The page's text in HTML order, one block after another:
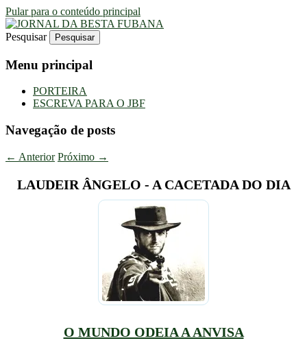
Pular para o conteúdo principal
JORNAL DA BESTA FUBANA
Uma Gazeta Escrota
Pesquisar
Menu principal
PORTEIRA
ESCREVA PARA O JBF
Navegação de posts
← Anterior Próximo →
LAUDEIR ÂNGELO - A CACETADA DO DIA
O MUNDO ODEIA A ANVISA